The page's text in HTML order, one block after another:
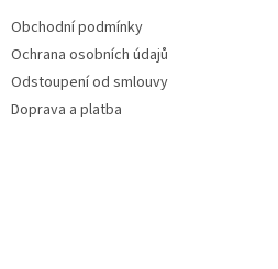
Obchodní podmínky
Ochrana osobních údajů
Odstoupení od smlouvy
Doprava a platba